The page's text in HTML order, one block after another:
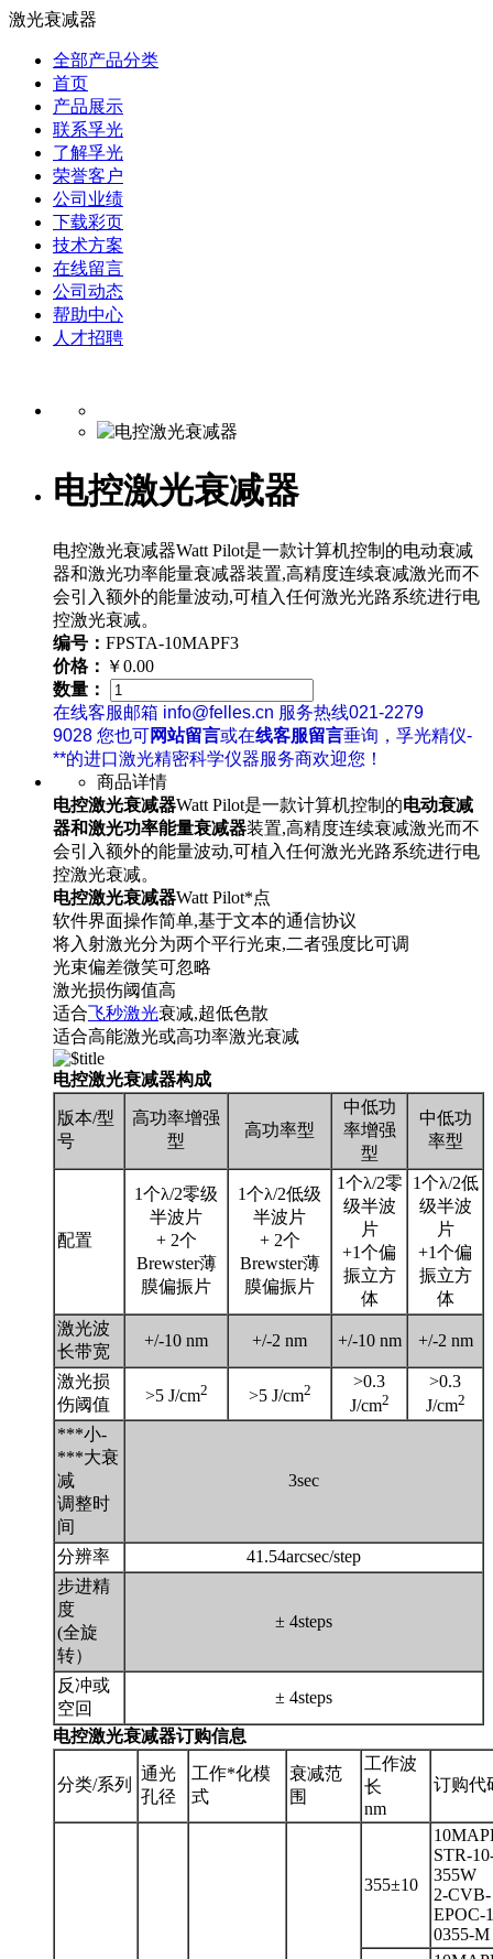
激光衰减器
全部产品分类
首页
产品展示
联系孚光
了解孚光
荣誉客户
公司业绩
下载彩页
技术方案
在线留言
公司动态
帮助中心
人才招聘
电控激光衰减器
电控激光衰减器Watt Pilot是一款计算机控制的电动衰减
器和激光功率能量衰减器装置,高精度连续衰减激光而不
会引入额外的能量波动,可植入任何激光光路系统进行电
控激光衰减。
编号： FPSTA-10MAPF3
价格： ￥0.00
数量：
在线客服邮箱 info@felles.cn 服务热线021-2279
9028 您也可网站留言或在线客服留言垂询，孚光精仪-
**的进口激光精密科学仪器服务商欢迎您！
商品详情
电控激光衰减器Watt Pilot是一款计算机控制的电动衰减
器和激光功率能量衰减器装置,高精度连续衰减激光而不
会引入额外的能量波动,可植入任何激光光路系统进行电
控激光衰减。
电控激光衰减器Watt Pilot*点
软件界面操作简单,基于文本的通信协议
将入射激光分为两个平行光束,二者强度比可调
光束偏差微笑可忽略
激光损伤阈值高
适合飞秒激光衰减,超低色散
适合高能激光或高功率激光衰减
电控激光衰减器构成
版本/型
号
高功率增强
型
高功率型
中低功
率增强
型
中低功
率型
配置
1个λ/2零级
半波片
+ 2个
Brewster薄
膜偏振片
1个λ/2低级
半波片
+ 2个
Brewster薄
膜偏振片
1个λ/2零
级半波
片
+1个偏
振立方
体
1个λ/2低
级半波
片
+1个偏
振立方
体
激光波
长带宽
+/-10 nm +/-2 nm +/-10 nm +/-2 nm
激光损
伤阈值
>5 J/cm2 >5 J/cm2
>0.3
J/cm2
>0.3
J/cm2
***小-
***大衰
减
调整时
间
3sec
分辨率
41.54arcsec/step
步进精
度
(全旋
转）
± 4steps
反冲或
空回
± 4steps
电控激光衰减器订购信息
分类/系列
通光
孔径
工作*化模
式
衰减范
围
工作波
长
nm
订购代
355±10
STR-
355W
2-CVB-
EPOC-
0355-M